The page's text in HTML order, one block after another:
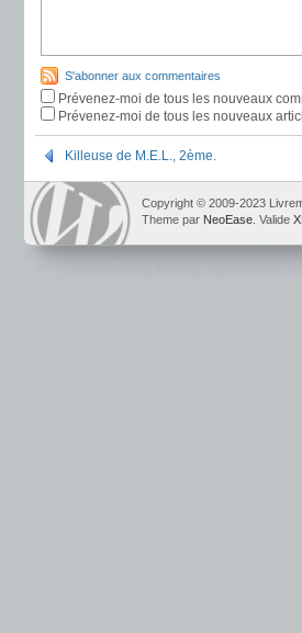
S'abonner aux commentaires
Prévenez-moi de tous les nouveaux
Prévenez-moi de tous les nouveaux
Killeuse de M.E.L., 2ème.
Copyright © 2009-2023
Theme par NeoEase . Valide